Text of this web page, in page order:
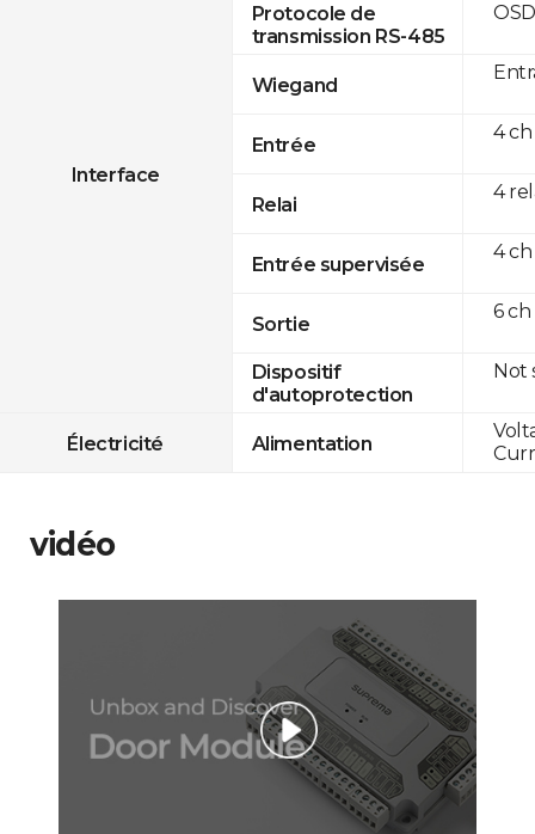
Interface
Protocole de
transmission RS-485
Wiegand
Entrée
Relai
Entrée supervisée
Sortie
Dispositif
d'autoprotection
Électricité Alimentation
4 ch
4
4 ch
6 ch
Not
vidéo